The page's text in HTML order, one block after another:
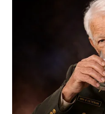
DANAU